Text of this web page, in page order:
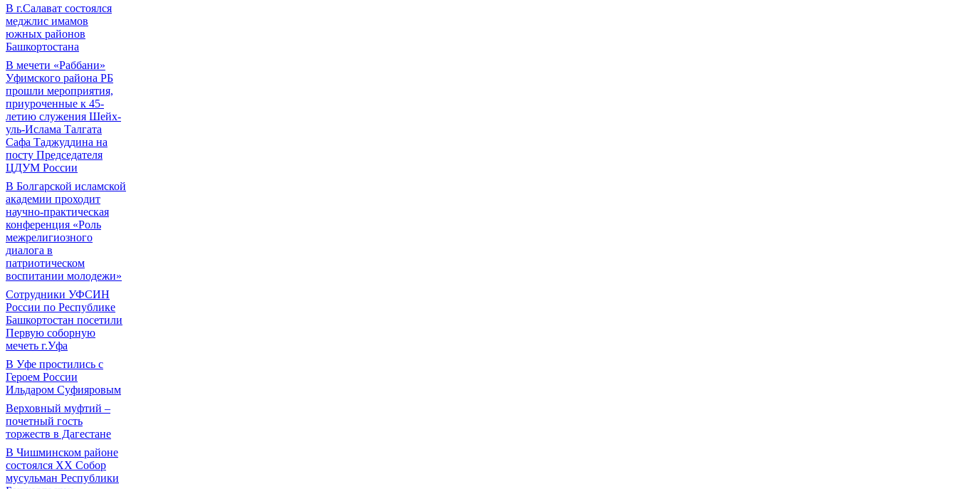
В г.Салават состоялся
меджлис имамов
южных районов
Башкортостана
В мечети «Раббани»
Уфимского района РБ
прошли мероприятия,
приуроченные к 45-
летию служения Шейх-
уль-Ислама Талгата
Сафа Таджуддина на
посту Председателя
ЦДУМ России
В Болгарской исламской
академии проходит
научно-практическая
конференция «Роль
межрелигиозного
диалога в
патриотическом
воспитании молодежи»
Сотрудники УФСИН
России по Республике
Башкортостан посетили
Первую соборную
мечеть г.Уфа
В Уфе простились с
Героем России
Ильдаром Суфияровым
Верховный муфтий –
почетный гость
торжеств в Дагестане
В Чишминском районе
состоялся XX Собор
мусульман Республики